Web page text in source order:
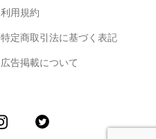
利用規約
特定商取引法に基づく表記
広告掲載について